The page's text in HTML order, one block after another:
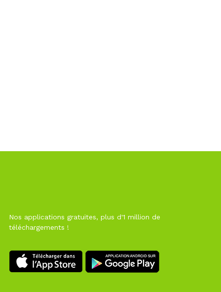
Nos applications gratuites, plus d'1 million de
téléchargements !